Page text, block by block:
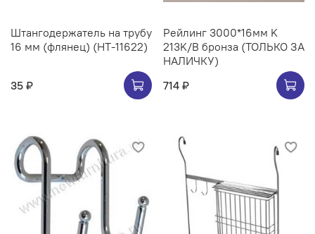
Штангодержатель на трубу
16 мм (флянец) (НТ-11622)
35 ₽
Рейлинг 3000*16мм K
213K/B бронза (ТОЛЬКО ЗА
НАЛИЧКУ)
714 ₽